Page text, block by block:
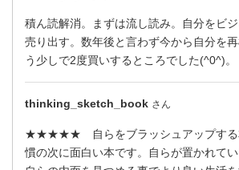
積ん読解消。まずは流し読み。自分をビ
売り出す。数年後と言わず今から自分を
う少しで2度買いするところでした(^0^)。
thinking_sketch_book さん
★★★★★ 自らをブラッシュアップする
慣の次に面白い本です。自らが置かれてい